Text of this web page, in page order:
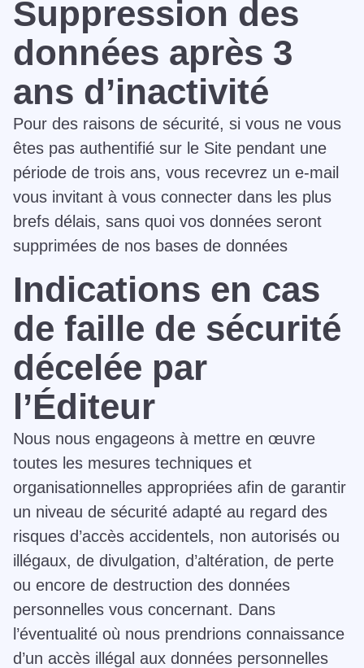
Suppression des
données après 3
ans d’inactivité
Pour des raisons de sécurité, si vous ne vous
êtes pas authentifié sur le Site pendant une
période de trois ans, vous recevrez un e-mail
vous invitant à vous connecter dans les plus
brefs délais, sans quoi vos données seront
supprimées de nos bases de données
Indications en cas
de faille de sécurité
décelée par
l’Éditeur
Nous nous engageons à mettre en œuvre
toutes les mesures techniques et
organisationnelles appropriées afin de garantir
un niveau de sécurité adapté au regard des
risques d’accès accidentels, non autorisés ou
illégaux, de divulgation, d’altération, de perte
ou encore de destruction des données
personnelles vous concernant. Dans
l’éventualité où nous prendrions connaissance
d’un accès illégal aux données personnelles